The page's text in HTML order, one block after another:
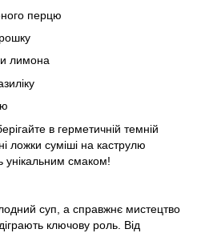
перцю
лимона
в герметичній темній
ложки суміші на каструлю
унікальним смаком!
суп, а справжнє мистецтво
ключову роль. Від